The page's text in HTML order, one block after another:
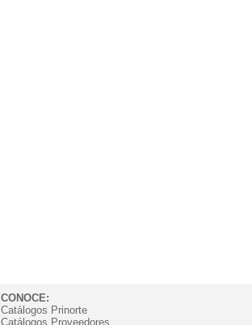
CONOCE:
Catálogos Prinorte
Catálogos Proveedores